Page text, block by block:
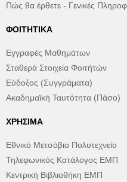
Πώς θα έρθετε - Γενικές
ΦΟΙΤΗΤΙΚΆ
Εγγραφές Μαθημάτων
Σταθερά Στοιχεία Φοιτήτών
Εύδοξος (Συγγράματα)
Ακαδημαϊκή Ταυτότητα (Πάσο)
ΧΡΉΣΙΜΑ
Εθνικό Μετσόβιο Πολυτεχνείο
Τηλεφωνικός Κατάλογος ΕΜΠ
Κεντρική Βιβλιοθήκη ΕΜΠ